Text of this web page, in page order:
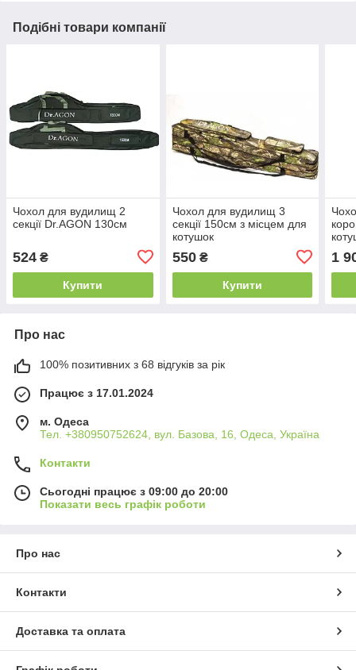
Подібні товари компанії
Чохол для вудилищ 2
секції Dr.AGON 130см
524 ₴
Купити
Чохол для вудилищ 3
секції 150см з місцем для
котушок
550₴
Купити
1
Про нас
100% позитивних з 68 відгуків за рік
Працює з 17.01.2024
м. Одеса
Тел. +380950752624, вул. Базова, 16, Одеса, Україна
Контакти
Сьогодні працює з 09:00 до 20:00
Показати весь графік роботи
Про нас
Контакти
Доставка та оплата